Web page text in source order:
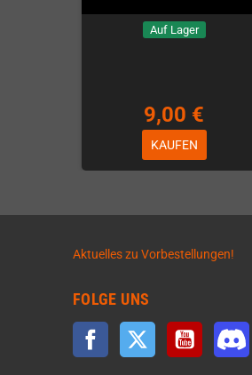
Auf Lager
9,00 €
KAUFEN
Aktuelles zu Vorbestellungen!
FOLGE UNS
Facebook Twitter YouTube